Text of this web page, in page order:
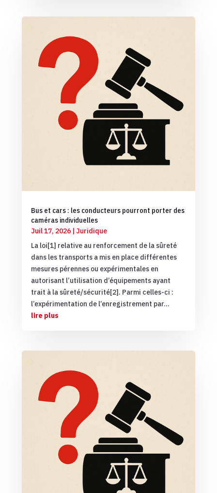
Bus et cars : les conducteurs pourront porter des
caméras individuelles
Juil 17, 2026| Juridique
La loi[1] relative au renforcement de la sûreté
dans les transports a mis en place différentes
mesures pérennes ou expérimentales en
autorisant l’utilisation d’équipements ayant
trait à la sûreté/sécurité[2]. Parmi celles-ci :
l’expérimentation de l’enregistrement par...
lire plus